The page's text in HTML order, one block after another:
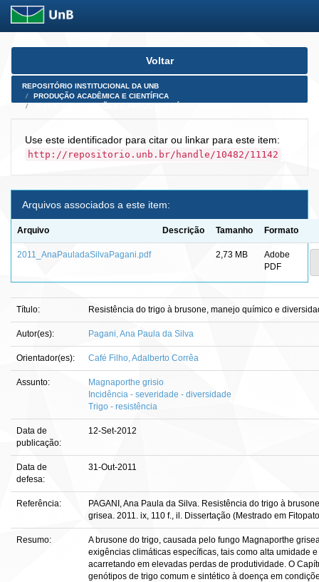
Skip
Voltar
REPOSITÓRIO INSTITUCIONAL DA UNB
PRODUÇÃO ACADÊMICA E CIENTÍFICA
Use este identificador para citar ou linkar para este item:
http://repositorio.unb.br/handle/10482/11142
Arquivos associados a este item:
Arquivo Descrição Tamanho Formato
2011_AnaPauladaSilvaPagani.pdf 2,73 MB
Adobe
PDF
Título: Resistência do trigo à brusone, manejo químico e
Autor(es): Pagani, Ana Paula da Silva
Orientador(es): Café Filho, Adalberto Corrêa
Assunto:
Magnaporthe grisio
Incidência - severidade - diversidade
Trigo - resistência
Data de
publicação:
12-Set-2012
Data de
defesa:
31-Out-2011
Referência:
PAGANI, Ana Paula da Silva. Resistência do trigo à
grisea. 2011. ix, 110 f., il. Dissertação (Mestrado em
Resumo:
A brusone do trigo, causada pelo fungo Magnaporthe
exigências climáticas específicas, tais como alta umidade
acarretando em elevadas perdas de produtividade. O
genótipos de trigo comum e sintético à doença em